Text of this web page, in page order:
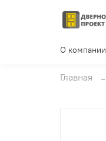
О компании
Главная